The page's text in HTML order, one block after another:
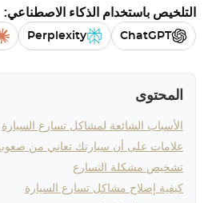
التلخيص باستخدام الذكاء الاصطناعي:
ChatGPT
Perplexity
المحتوى
الأسباب الشائعة لمشاكل تسارع السيارة
علامات على أن سيارتك تعاني من
تشخيص مشكلة التسارع
كيفية إصلاح مشاكل تسارع السيارة